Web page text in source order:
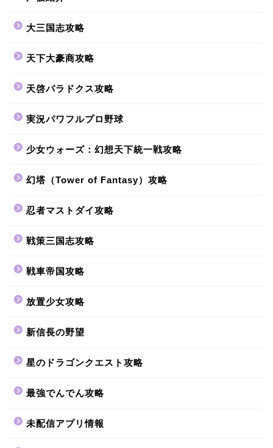
大三国志攻略
天下大豪商攻略
天啓パラドクス攻略
実況パワフルプロ野球
少女ウォーズ：幻想天下統一戦攻略
幻塔（Tower of Fantasy）攻略
忍者マストダイ攻略
戦策三国志攻略
戦車帝国攻略
放置少女攻略
新信長の野望
星のドラゴンクエスト攻略
最強でんでん攻略
未配信アプリ情報